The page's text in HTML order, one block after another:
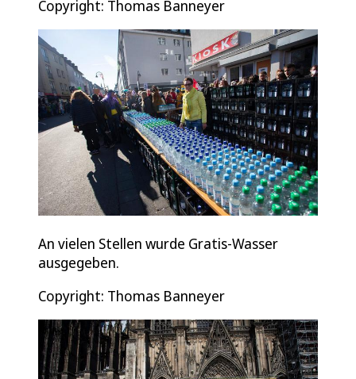
Copyright: Thomas Banneyer
An vielen Stellen wurde Gratis-Wasser
ausgegeben.
Copyright: Thomas Banneyer